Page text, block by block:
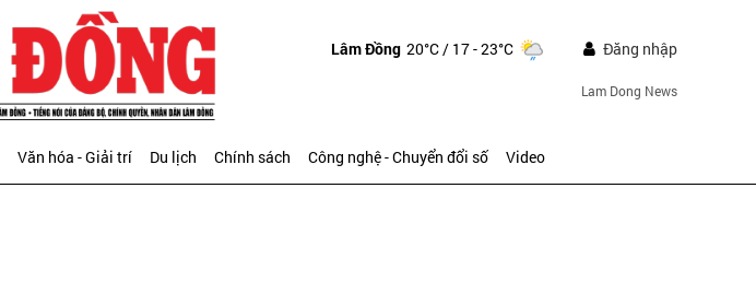
Lâm Đồng 20°C/ 17 - 23°C Đăng nhập
Lam Dong News
Văn hóa - Giải trí Du lịch Chính sách Công nghệ - Chuyển đổi số Video